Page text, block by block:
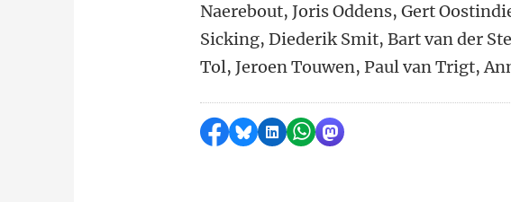
Naerebout, Joris Oddens, Gert
Sicking, Diederik Smit, Bart van der
Tol, Jeroen Touwen, Paul van Trigt,
Delen op Facebook
Delen via Bluesky
Delen op LinkedIn
Delen via WhatsApp
Delen via Mastodon